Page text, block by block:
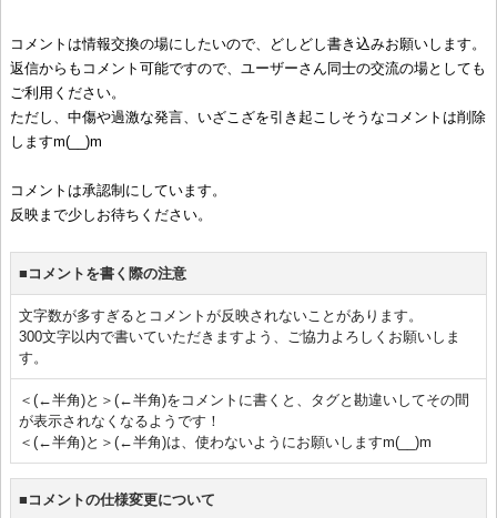
コメントは情報交換の場にしたいので、どしどし書き込みお願いします。
返信からもコメント可能ですので、ユーザーさん同士の交流の場としても
ご利用ください。
ただし、中傷や過激な発言、いざこざを引き起こしそうなコメントは削除
しますm(__)m
コメントは承認制にしています。
反映まで少しお待ちください。
■コメントを書く際の注意
文字数が多すぎるとコメントが反映されないことがあります。
300文字以内で書いていただきますよう、ご協力よろしくお願いしま
す。
＜(←半角)と＞(←半角)をコメントに書くと、タグと勘違いしてその間
が表示されなくなるようです！
＜(←半角)と＞(←半角)は、使わないようにお願いしますm(__)m
■コメントの仕様変更について